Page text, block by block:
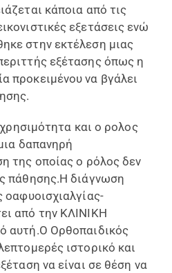
κάποια από τις
εξετάσεις ενώ
στην εκτέλεση μιας
εξέτασης όπως η
προκειμένου να βγάλει
και ο ρολος
δαπανηρή
της οποίας ο ρόλος δεν
πάθησης.Η διάγνωση
οαφυοισχιαλγίας-
από την ΚΛΙΝΙΚΗ
αυτή.Ο Ορθοπαιδικός
ιστορικό και
να είναι σε θέση να